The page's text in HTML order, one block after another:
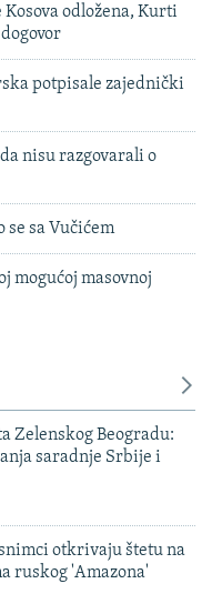
odložena, Kurti
potpisale zajednički
nisu razgovarali o
se sa Vučićem
mogućoj masovnoj
Zelenskog Beogradu:
saradnje Srbije i
otkrivaju štetu na
ruskog 'Amazona'